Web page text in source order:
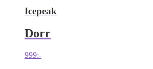
Icepeak
Dorr
999:-